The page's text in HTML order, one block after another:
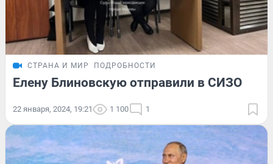
СТРАНА И МИР ПОДРОБНОСТИ
Елену Блиновскую отправили в СИЗО
22 января, 2024, 19:21 1 100 1